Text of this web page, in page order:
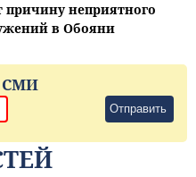
причину неприятного
в Обояни
СМИ
Отправить